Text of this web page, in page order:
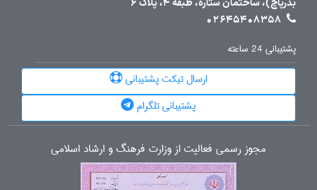
بذرپاچ)، ساختمان ستاره، طبقه 4، پلاک 6
02645408358
پشتیبانی 24 ساعته
ارسال تیکت پشتیبانی
پشتیبانی تلگرام
مجوز رسمی فعالیت از وزارت فرهنگ و ارشاد اسلامی